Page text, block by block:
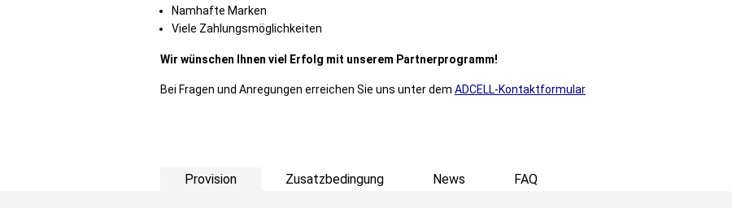
Namhafte Marken
Viele Zahlungsmöglichkeiten
Wir wünschen Ihnen viel Erfolg mit unserem Partnerprogramm!
Bei Fragen und Anregungen erreichen Sie uns unter dem ADCELL-Kontaktformular
Provision Zusatzbedingung News FAQ